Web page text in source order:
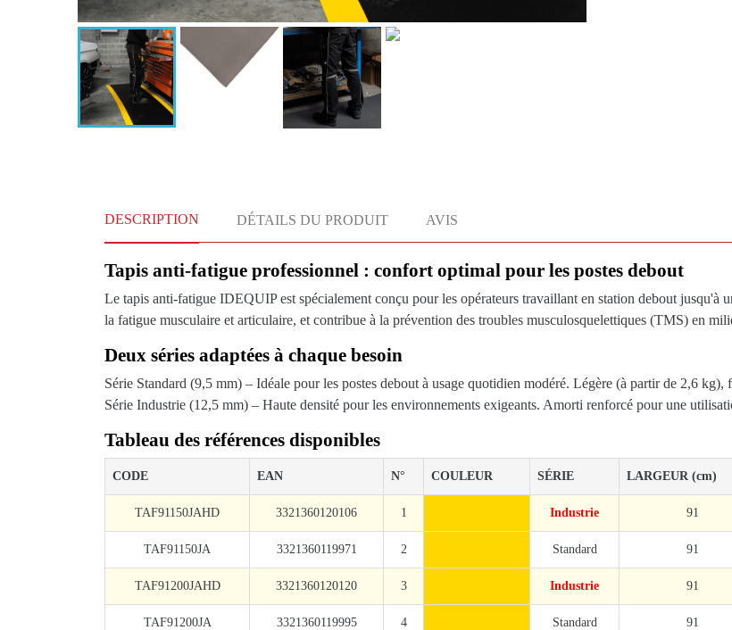
DESCRIPTION DÉTAILS DU PRODUIT AVIS
Tapis anti-fatigue professionnel : confort optimal pour les postes debout
Le tapis anti-fatigue IDEQUIP est spécialement conçu pour les opérateurs travaillant en station debout jusqu'à
la fatigue musculaire et articulaire, et contribue à la prévention des troubles musculosquelettiques (TMS) en
Deux séries adaptées à chaque besoin
Série Standard (9,5 mm) – Idéale pour les postes debout à usage quotidien modéré. Légère (à partir de 2,6 kg),
Série Industrie (12,5 mm) – Haute densité pour les environnements exigeants. Amorti renforcé pour une
Tableau des références disponibles
CODE EAN N° COULEUR SÉRIE LARGEUR (cm)
TAF91150JAHD 3321360120106 1 Industrie 91
TAF91150JA 3321360119971 2 Standard 91
TAF91200JAHD 3321360120120 3 Industrie 91
TAF91200JA 3321360119995 4 Standard 91